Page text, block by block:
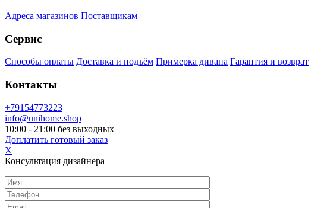
Адреса магазинов Поставщикам
Сервис
Способы оплаты Доставка и подъём Примерка дивана Гарантия и возврат
Контакты
+79154773223
info@unihome.shop
10:00 - 21:00 без выходных
Доплатить готовый заказ
X
Консультация дизайнера